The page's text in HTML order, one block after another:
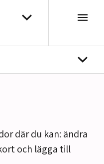
Välj distrikt
där du kan: ändra
och lägga till